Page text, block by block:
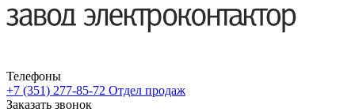
Телефоны
+7 (351) 277-85-72 Отдел продаж
Заказать звонок